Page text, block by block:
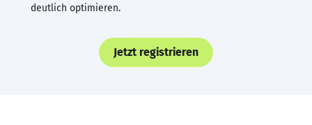
deutlich optimieren.
Jetzt registrieren